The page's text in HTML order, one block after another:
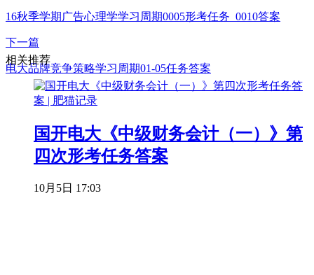
16秋季学期广告心理学学习周期0005形考任务_0010答案
下一篇
电大品牌竞争策略学习周期01-05任务答案
相关推荐
国开电大《中级财务会计（一）》第
四次形考任务答案
10月5日 17:03